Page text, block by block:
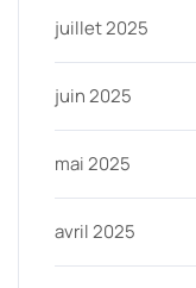
juillet 2025
juin 2025
mai 2025
avril 2025